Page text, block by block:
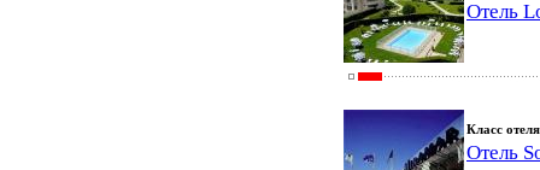
Отель
Класс
Отель